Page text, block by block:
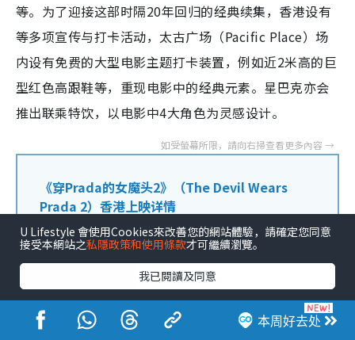
等。为了迎接这部时隔20年回归的经典续集，香港设有
等多项宣传与打卡活动，太古广场（Pacific Place）场
内设有免费的大型电影主题打卡装置，例如近2米高的巨
型红色高跟鞋等，重现电影中的经典元素。星巴克亦会
推出联乘特饮，以电影中4大角色为灵感设计。
《穿Prada的女魔头2》（The Devil Wears
Prada 2）香港上映详情
期
2026年4月29日
本周好去处
U Lifestyle 會使用Cookies來改善您的網站體驗，請確定您同意
接受本網站之私隱政策和使用條款才可繼續瀏覽。
我已閱讀及同意